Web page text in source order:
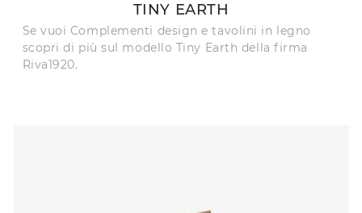
TINY EARTH
Se vuoi Complementi design e tavolini in legno
scopri di più sul modello Tiny Earth della firma
Riva1920.